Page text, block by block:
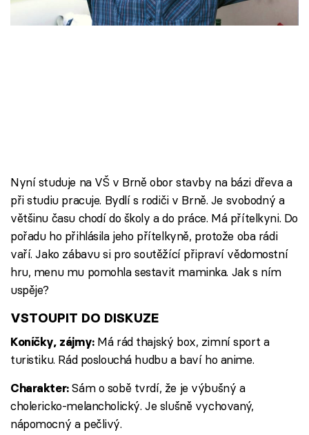
Škola vaření
Přihlášení
Sledujte nás
Nyní studuje na VŠ v Brně obor stavby na bázi dřeva a
při studiu pracuje. Bydlí s rodiči v Brně. Je svobodný a
většinu času chodí do školy a do práce. Má přítelkyni. Do
pořadu ho přihlásila jeho přítelkyně, protože oba rádi
vaří. Jako zábavu si pro soutěžící připraví vědomostní
hru, menu mu pomohla sestavit maminka. Jak s ním
uspěje?
VSTOUPIT DO DISKUZE
Koníčky, zájmy:Má rád thajský box, zimní sport a
turistiku. Rád poslouchá hudbu a baví ho anime.
Charakter:Sám o sobě tvrdí, že je výbušný a
cholericko-melancholický. Je slušně vychovaný,
nápomocný a pečlivý.